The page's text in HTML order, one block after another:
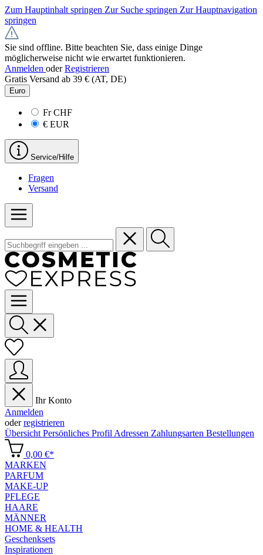
Zum Hauptinhalt springen Zur Suche springen Zur Hauptnavigation
springen
Sie sind offline. Bitte beachten Sie, dass einige Dinge
möglicherweise nicht wie erwartet funktionieren.
Anmelden oder Registrieren
Gratis Versand ab 39 € (AT, DE)
Euro
FrCHF
€ EUR
Service/Hilfe
Fragen
Versand
Ihr Konto
Anmelden
oderregistrieren
Übersicht Persönliches Profil Adressen Zahlungsarten Bestellungen
0,00 €*
MARKEN
PARFUM
MAKE-UP
PFLEGE
HAARE
MÄNNER
HOME & HEALTH
Geschenksets
Inspirationen